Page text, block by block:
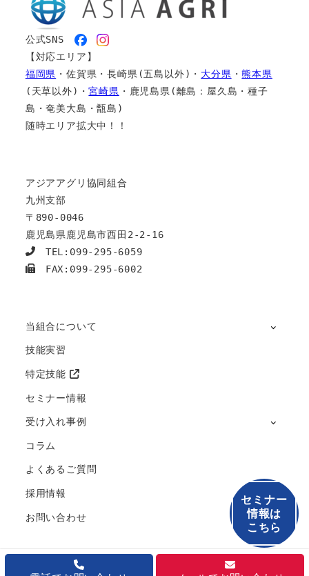
公式SNS
【対応エリア】
福岡県 ・佐賀県・長崎県(五島以外)・ 大分県 ・熊本県
(天草以外)・宮崎県 ・鹿児島県(離島：屋久島・種子
島・奄美大島・甑島)
随時エリア拡大中！！
アジアアグリ協同組合
九州支部
〒890-0046
鹿児島県鹿児島市西田2-2-16
TEL:099-295-6059
FAX:099-295-6002
当組合について
技能実習
特定技能
セミナー情報
受け入れ事例
コラム
よくあるご質問
採用情報
お問い合わせ
セミナー
情報は
こちら